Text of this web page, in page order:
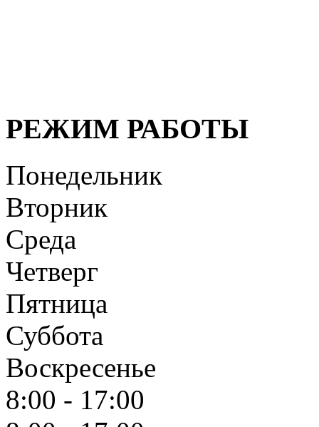
РЕЖИМ РАБОТЫ
Понедельник
Вторник
Среда
Четверг
Пятница
Суббота
Воскресенье
8:00 - 17:00